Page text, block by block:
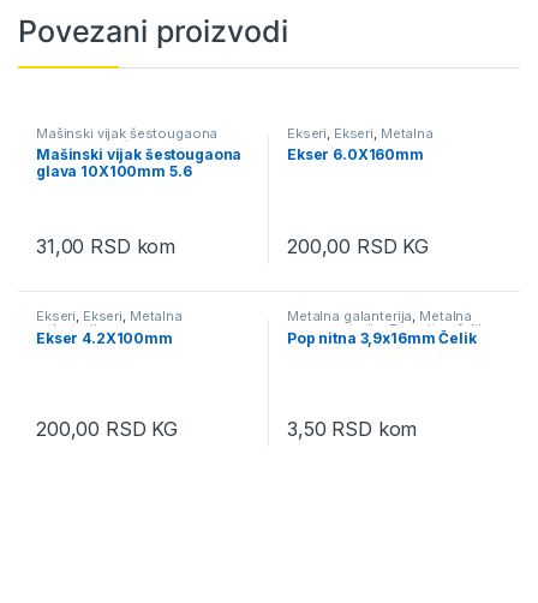
Povezani proizvodi
Mašinski vijak šestougaona
glava 5.6 , Mašinski vijci
galanterija
Mašinski vijak šestougaona
glava 10X100mm 5.6
31,00 RSD kom
Ekseri Ekseri Metalna
galanterija
Ekser 6.0X160mm
200,00 RSD KG
Ekseri, Ekseri, Metalna
galanterija
Ekser 4.2X100mm
200,00 RSD KG
Metalna galanterija, Metalna
pozamanterija Pop nitne čelik
Pop nitna 3,9x16mm Čelik
3,50 RSD kom